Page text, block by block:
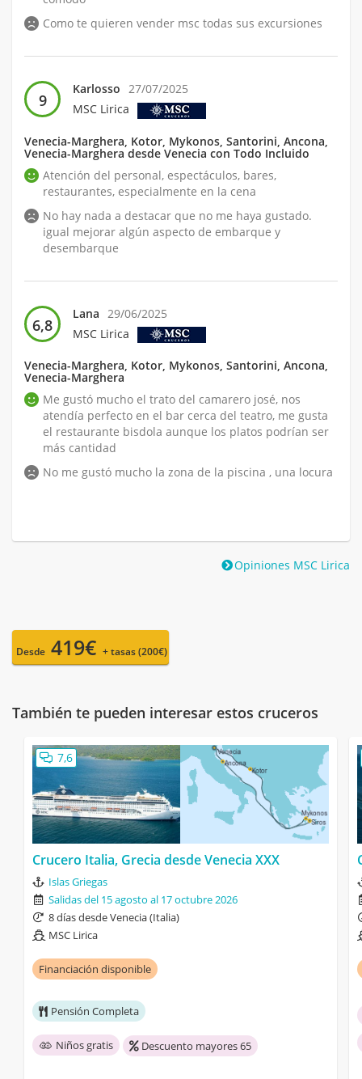
Como te quieren vender msc todas sus excursiones
9
Karlosso 27/07/2025
MSC Lirica
Venecia-Marghera, Kotor, Mykonos, Santorini, Ancona,
Venecia-Marghera desde Venecia con Todo Incluido
Atención del personal, espectáculos, bares,
restaurantes, especialmente en la cena
No hay nada a destacar que no me haya gustado.
igual mejorar algún aspecto de embarque y
desembarque
6,8
Lana
29/06/2025
MSC Lirica
Venecia-Marghera, Kotor, Mykonos, Santorini, Ancona,
Venecia-Marghera
Me gustó mucho el trato del camarero josé, nos
atendía perfecto en el bar cerca del teatro, me gusta
el restaurante bisdola aunque los platos podrían ser
más cantidad
No me gustó mucho la zona de la piscina , una locura
Opiniones MSC Lirica
Desde 419€ + tasas (200€)
También te pueden interesar estos cruceros
7,6
Crucero Italia, Grecia desde Venecia XXX
Islas Griegas
Salidas del 15 agosto al 17 octubre 2026
8 días desde Venecia (Italia)
MSC Lirica
Financiación disponible
Pensión Completa
Niños gratis Descuento mayores 65